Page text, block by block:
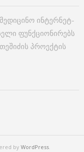
ინტერნეტ-
ფუნქციონირებს
პროექტის
by WordPress.